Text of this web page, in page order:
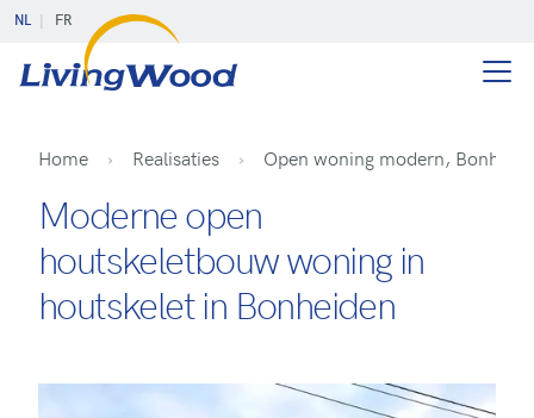
NL FR
Home Realisaties Open woning modern,
Moderne open
houtskeletbouw woning in
houtskelet in Bonheiden